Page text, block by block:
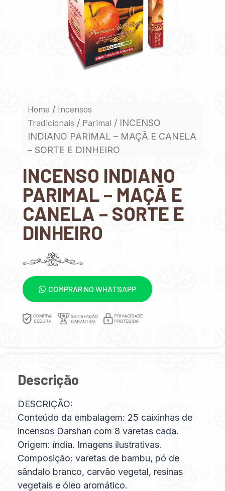
Home / Incensos
Tradicionais / Parimal / INCENSO
INDIANO PARIMAL – MAÇÃ E CANELA
– SORTE E DINHEIRO
INCENSO INDIANO
PARIMAL – MAÇÃ E
CANELA – SORTE E
DINHEIRO
COMPRAR NO WHATSAPP
Descrição
DESCRIÇÃO:
Conteúdo da embalagem: 25 caixinhas de
incensos Darshan com 8 varetas cada.
Origem: índia. Imagens ilustrativas.
Composição: varetas de bambu, pó de
sândalo branco, carvão vegetal, resinas
vegetais e óleo aromático.